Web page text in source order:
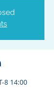
8 14:00